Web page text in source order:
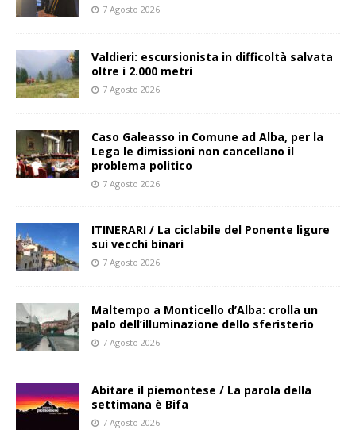
7 Agosto 2026
Valdieri: escursionista in difficoltà salvata
oltre i 2.000 metri
7 Agosto 2026
Caso Galeasso in Comune ad Alba, per la
Lega le dimissioni non cancellano il
problema politico
7 Agosto 2026
ITINERARI / La ciclabile del Ponente ligure
sui vecchi binari
7 Agosto 2026
Maltempo a Monticello d’Alba: crolla un
palo dell’illuminazione dello sferisterio
7 Agosto 2026
Abitare il piemontese / La parola della
settimana è Bifa
7 Agosto 2026